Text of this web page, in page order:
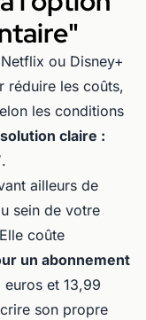
ou Disney+
réduire les coûts,
les conditions
claire :
.
ailleurs de
sein de votre
coûte
un abonnement
et 13,99
son propre